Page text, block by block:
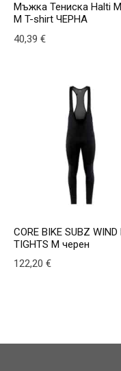
Мъжка Тениска Halti
M T-shirt ЧЕРНА
40,39 €
CORE BIKE SUBZ WIND
TIGHTS M черен
122,20 €